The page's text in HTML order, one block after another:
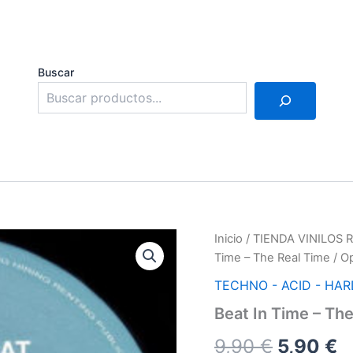
Buscar
Inicio / TIENDA VINILOS
Time – The Real Time /
TECHNO - ACID -
Beat In Time –
9,90€ El
5,90 €